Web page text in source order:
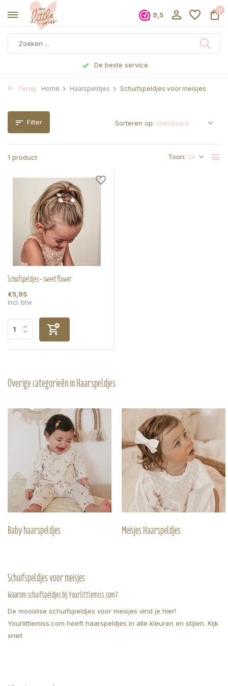
9,5
0
De beste service
Terug Home Haarspeldjes Schuifspeldjes voor meisjes
Filter
1 product Toon:
Sorteren op:
Schuifspeldjes - sweet flower
€5,95
Incl. btw
Overige categorieën in Haarspeldjes
Baby haarspeldjes Meisjes Haarspeldjes
Schuifspeldjes voor meisjes
Waarom schuifspeldjes bij Yourlittlemiss.com?
De mooistse schuifspeldjes voor meisjes vind je hier!
Yourlittlemiss.com heeft haarspeldjes in alle kleuren en stijlen. Kijk
snel!